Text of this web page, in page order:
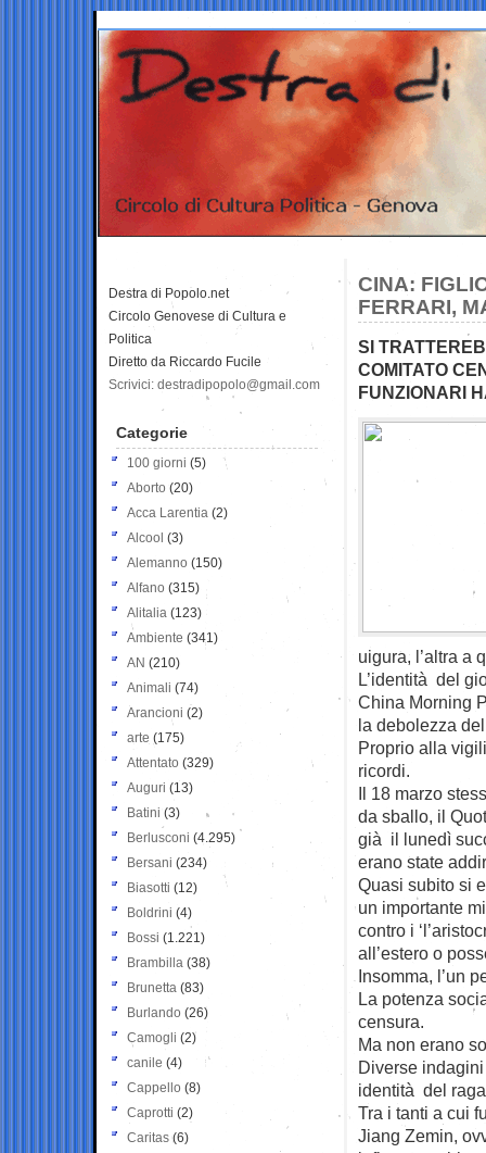
CINA:
FERRARI,
SI
COMITATO
FUNZIONARI
uigura, l’altra a
L’identità del
China Morning
la debolezza
Proprio alla
ricordi.
Il 18 marzo
da sballo, il
già il lunedì
erano state
Quasi subito si
un importante
contro i
all’estero o
Insomma, l’un
La potenza
censura.
Ma non erano
Diverse
identità del
Tra i tanti a cui
Jiang Zemin,
Destra di Popolo.net
Circolo Genovese di Cultura e
Politica
Diretto da Riccardo Fucile
Scrivici: destradipopolo@gmail.com
Categorie
100 giorni (5)
Aborto (20)
Acca Larentia (2)
Alcool (3)
Alemanno (150)
Alfano (315)
Alitalia (123)
Ambiente (341)
AN (210)
Animali (74)
Arancioni (2)
arte (175)
Attentato (329)
Auguri (13)
Batini (3)
Berlusconi (4.295)
Bersani (234)
Biasotti (12)
Boldrini (4)
Bossi (1.221)
Brambilla (38)
Brunetta (83)
Burlando (26)
Camogli (2)
canile (4)
Cappello (8)
Caprotti (2)
Caritas (6)